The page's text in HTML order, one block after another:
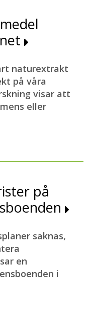
naturextrakt
på våra
visar att
eller
på
saknas,
en
i